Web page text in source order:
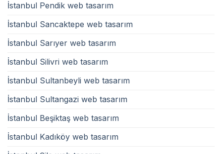
İstanbul Pendik web tasarım
İstanbul Sancaktepe web tasarım
İstanbul Sarıyer web tasarım
İstanbul Silivri web tasarım
İstanbul Sultanbeyli web tasarım
İstanbul Sultangazi web tasarım
İstanbul Beşiktaş web tasarım
İstanbul Kadıköy web tasarım